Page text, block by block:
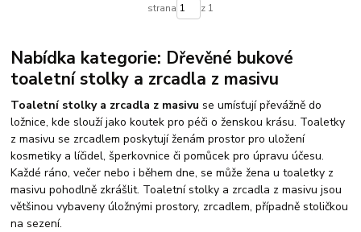
strana z 1
Nabídka kategorie: Dřevěné bukové
toaletní stolky a zrcadla z masivu
Toaletní stolky a zrcadla z masivu se umísťují převážně do
ložnice, kde slouží jako koutek pro péči o ženskou krásu. Toaletky
z masivu se zrcadlem poskytují ženám prostor pro uložení
kosmetiky a líčidel, šperkovnice či pomůcek pro úpravu účesu.
Každé ráno, večer nebo i během dne, se může žena u toaletky z
masivu pohodlně zkrášlit. Toaletní stolky a zrcadla z masivu jsou
většinou vybaveny úložnými prostory, zrcadlem, případně stoličkou
na sezení.